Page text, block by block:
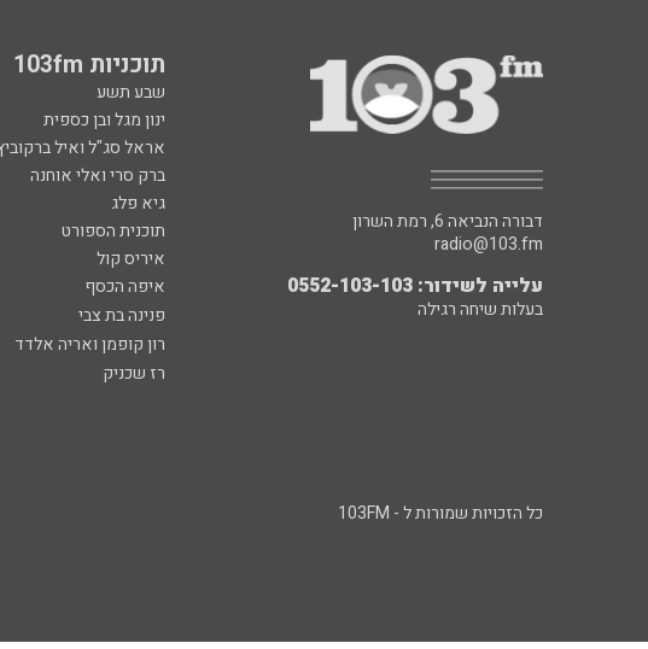
תוכניות 103fm
שבע תשע
ינון מגל ובן כספית
אראל סג"ל ואיל
ברק סרי ואלי אוחנה
גיא פלג
תוכנית הספורט
איריס קול
איפה הכסף
פנינה בת צבי
רון קופמן ואריה אלדד
רז שכניק
דבורה הנביאה 6, רמת השרון
radio@103.fm
עלייה לשידור: 0552-103-103
בעלות שיחה רגילה
כל הזכויות שמורות ל - 103FM